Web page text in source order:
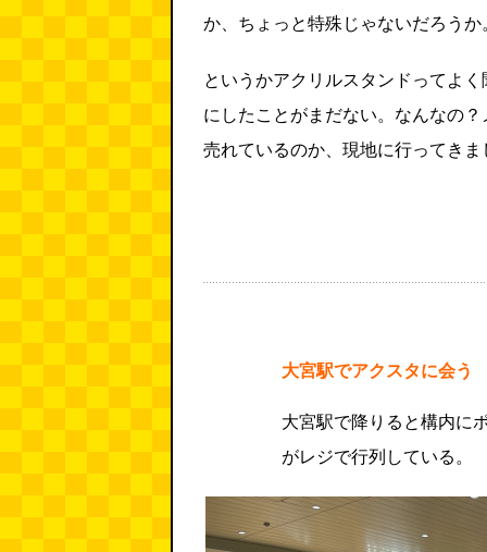
か、ちょっと特殊じゃないだろうか
というかアクリルスタンドってよ
にしたことがまだない。なんなの
売れているのか、現地に行ってきま
大宮駅でアクスタに会う
大宮駅で降りると構内に
がレジで行列している。